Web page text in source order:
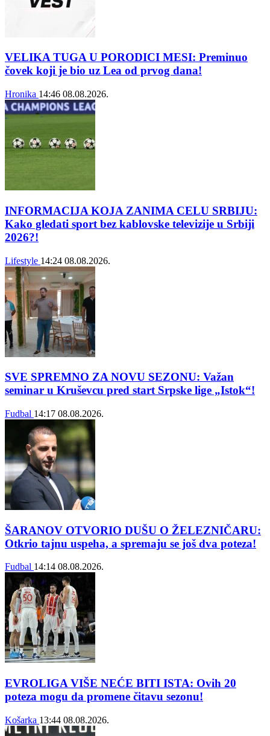
VELIKA TUGA U PORODICI MESI: Preminuo
čovek koji je bio uz Lea od prvog dana!
Hronika 14:46 08.08.2026.
INFORMACIJA KOJA ZANIMA CELU SRBIJU:
Kako gledati sport bez kablovske televizije u Srbiji
2026?!
Lifestyle 14:24 08.08.2026.
SVE SPREMNO ZA NOVU SEZONU: Važan
seminar u Kruševcu pred start Srpske lige „Istok“!
Fudbal 14:17 08.08.2026.
ŠARANOV OTVORIO DUŠU O ŽELEZNIČARU:
Otkrio tajnu uspeha, a spremaju se još dva poteza!
Fudbal 14:14 08.08.2026.
EVROLIGA VIŠE NEĆE BITI ISTA: Ovih 20
poteza mogu da promene čitavu sezonu!
Košarka 13:44 08.08.2026.